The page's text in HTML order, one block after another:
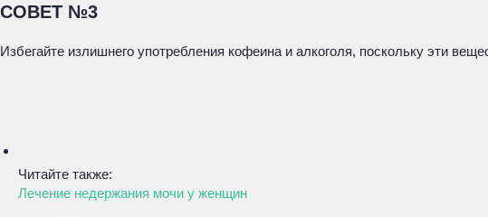
СОВЕТ №3
Избегайте излишнего употребления кофеина и алкоголя, поскольку эти
Читайте также:
Лечение недержания мочи у женщин